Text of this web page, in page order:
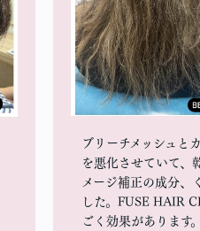
ブリーチメッシュと
を悪化させていて、
メージ補正の成分、
した。FUSE HAIR
ごく効果があります。